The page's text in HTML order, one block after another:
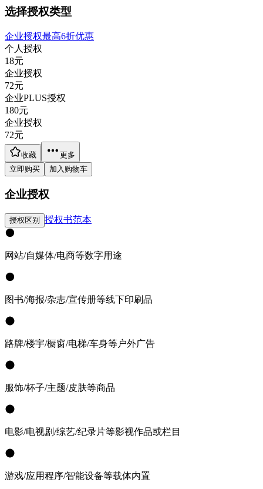
选择授权类型
企业授权最高6折优惠
个人授权
18元
企业授权
72元
企业PLUS授权
180元
企业授权
72元
收藏
更多
立即购买
加入购物车
企业授权
授权区别 授权书范本
网站/自媒体/电商等数字用途
图书/海报/杂志/宣传册等线下印刷品
路牌/楼宇/橱窗/电梯/车身等户外广告
服饰/杯子/主题/皮肤等商品
电影/电视剧/综艺/纪录片等影视作品或栏目
游戏/应用程序/智能设备等载体内置